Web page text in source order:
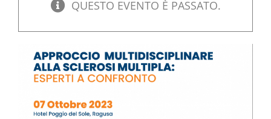
QUESTO EVENTO È PASSATO.